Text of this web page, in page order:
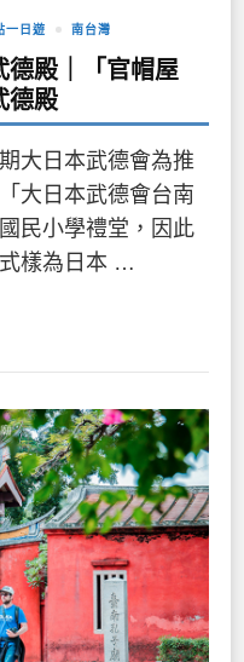
一日遊 南台灣
德殿｜「官帽屋
德殿
大日本武德會為推
大日本武德會台南
民小學禮堂，因此
樣為日本 …